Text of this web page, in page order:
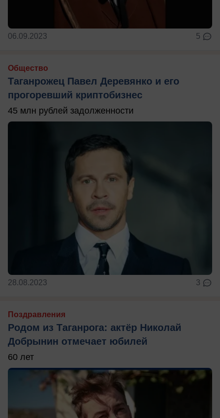
06.09.2023 5
Общество
Таганрожец Павел Деревянко и его
прогоревший криптобизнес
45 млн рублей задолженности
28.08.2023 3
Поздравления
Родом из Таганрога: актёр Николай
Добрынин отмечает юбилей
60 лет